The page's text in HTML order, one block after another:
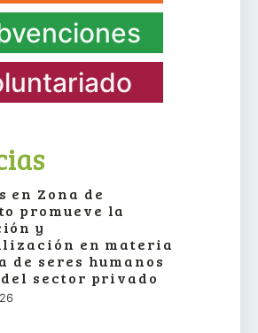
en Zona de
promueve la
y
en materia
de seres humanos
sector privado